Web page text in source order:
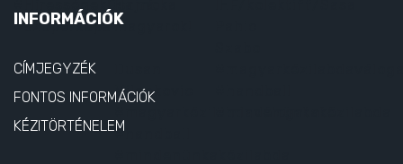
INFORMÁCIÓK
CÍMJEGYZÉK
FONTOS INFORMÁCIÓK
KÉZITÖRTÉNELEM